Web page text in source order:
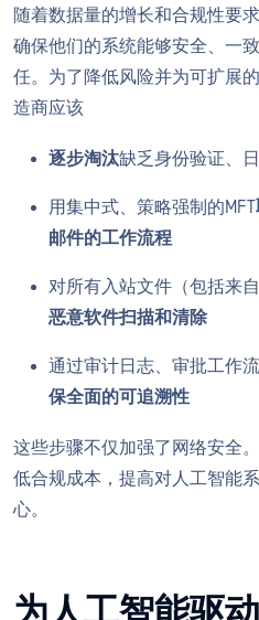
随着数据量的增长和合规性要
确保他们的系统能够安全、一
任。为了降低风险并为可扩展
造商应该
逐步淘汰缺乏身份验证、
用集中式、策略强制的MFT
邮件的工作流程
对所有入站文件（包括来
恶意软件扫描和清除
通过审计日志、审批工作
保全面的可追溯性
这些步骤不仅加强了网络安全
低合规成本，提高对人工智能
心。